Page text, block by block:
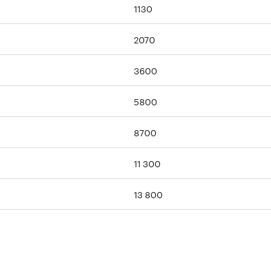
1130
2070
3600
5800
8700
11 300
13 800